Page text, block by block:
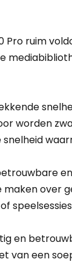
Pro ruim
worden
over
speelsessies
en
een